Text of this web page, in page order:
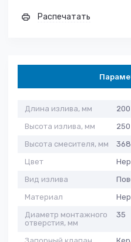
Распечатать
Длина излива, мм
200
Высота излива, мм
250
Высота смесителя, мм
368
Цвет
Вид излива
Материал
Диаметр монтажного
отверстия, мм
35